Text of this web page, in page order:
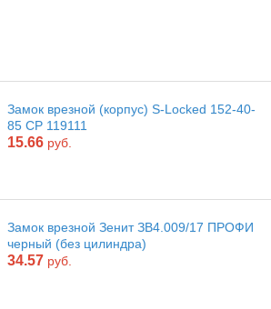
Замок врезной (корпус) S-Locked 152-40-
85 CP 119111
15.66 руб.
Замок врезной Зенит ЗВ4.009/17 ПРОФИ
черный (без цилиндра)
34.57 руб.